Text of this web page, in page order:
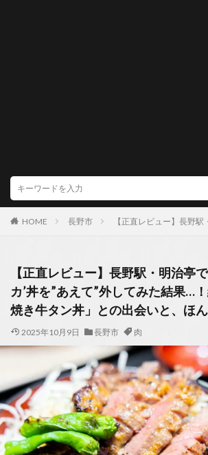
HOME 長野市 【正直レビュー】長野
【正直レビュー】長野駅・明治亭
カ’丼を”あえて”外してみた結果…
焼き牛タン丼」との出会いと、ほん
2025年10月9日 長野市 肉